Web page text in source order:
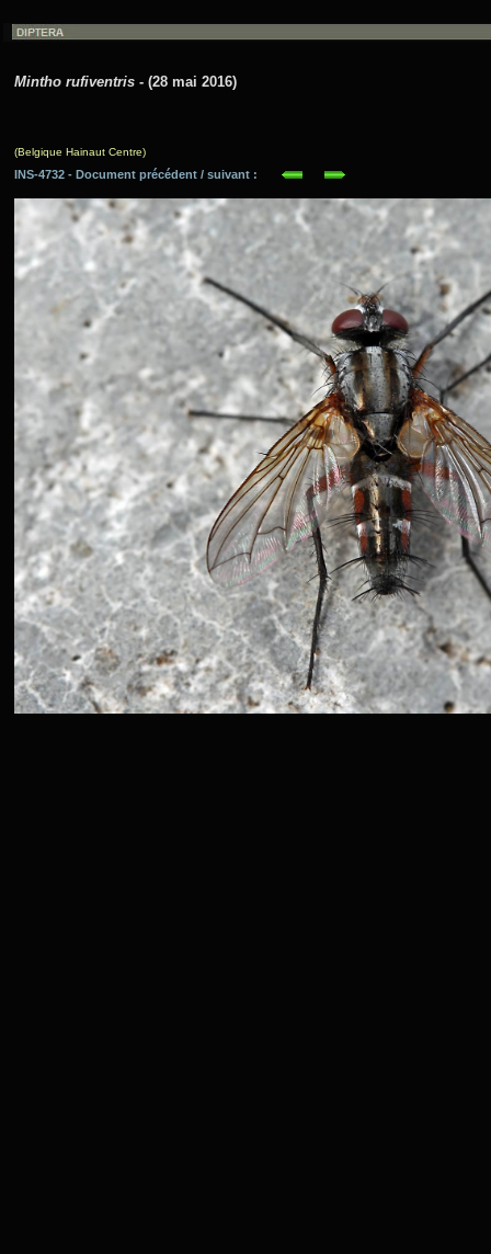
Mintho rufiventris - (28 mai 2016)
(Belgique Hainaut Centre)
INS-4732 - Document précédent / suivant :